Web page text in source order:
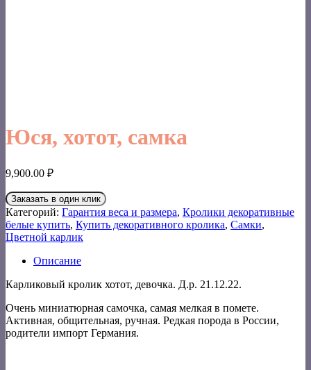
Юся, хотот, самка
9,900.00 ₽
Заказать в один клик
Категорий: Гарантия веса и размера, Кролики декоративные
белые купить, Купить декоративного кролика, Самки,
Цветной карлик
Описание
Карликовый кролик хотот, девочка. Д.р. 21.12.22.
Очень миниатюрная самочка, самая мелкая в помете.
Активная, общительная, ручная. Редкая порода в России,
родители импорт Германия.